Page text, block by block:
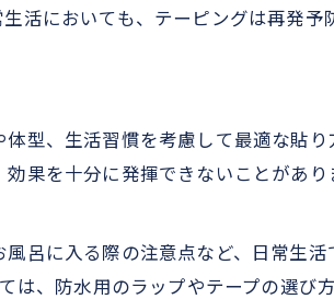
ピングを長持ちさせる生活習慣とは
ピングと日常動作の両立ポイント
ーピングのかぶれ予防と肌トラブル対
のテーピング対策法
ピングのまま入浴できるコツと工夫
ピングお風呂時のラップ活用法
活においても、テーピングは再発予
型、生活習慣を考慮して最適な貼
果を十分に発揮できないことがあ
呂に入る際の注意点など、日常生活
は、防水用のラップやテープの選び